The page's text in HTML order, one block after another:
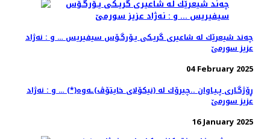
چه‌ند شیعرێك له‌ شاعیری گریـكی یـۆرگـۆس سیفیریس … و : نه‌ژاد
عزیز سورمێ
04 February 2025
ڕۆژگـاری پـیـاوان ..چیرۆك له‌ (نیكۆلای خایتۆڤ)ـه‌وه‌(*) … و ‌: نه‌ژاد
عزیز سورمێ
16 January 2025